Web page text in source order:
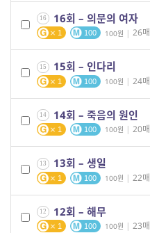
16 16회 – 의문의 여자
1 100 100 | 26매
15 15회 – 인다리
1 100 100 | 24매
14 14회 – 죽음의 원인
1 100 100 | 20매
13 13회 – 생일
1 100 100 | 22매
12 12회 – 해무
1 100 100 | 23매